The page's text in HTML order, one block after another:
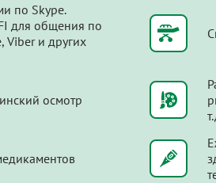
по Skype.
для общения по
Viber и других
осмотр